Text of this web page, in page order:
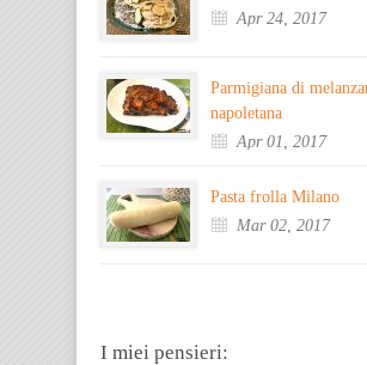
Apr 24, 2017
Parmigiana di
napoletana
Apr 01, 2017
Pasta frolla Milano
Mar 02, 2017
I miei pensieri: